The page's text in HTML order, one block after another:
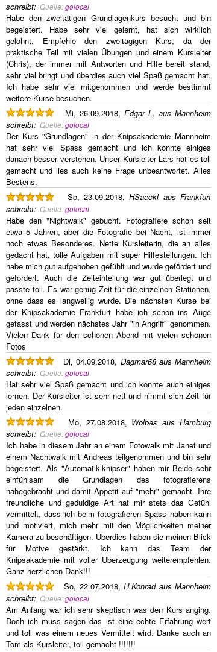
schreibt: Quelle:golocal
Habe den zweitätigen Grundlagenkurs besucht und bin
begeistert. Habe sehr viel gelernt, hat sich wirklich
gelohnt. Empfehle den zweitägigen Kurs, da der
praktische Teil mit vielen Übungen und einem Kursleiter
(Chris), der immer mit Antworten und Hilfe bereit stand,
sehr viel bringt und überdies auch viel Spaß gemacht hat.
Ich habe sehr viel mitgenommen und werde bestimmt
weitere Kurse besuchen.
Mi, 26.09.2018, Edgar L. aus Mannheim
schreibt: Quelle:golocal
Der Kurs "Grundlagen" in der Knipsakademie Mannheim
hat sehr viel Spass gemacht und ich konnte einiges
danach besser verstehen. Unser Kursleiter Lars hat es toll
gemacht und lies auch keine Frage unbeantwortet. Alles
Bestens.
So, 23.09.2018,HSaeckl aus Frankfurt
schreibt: Quelle:golocal
Habe den "Nightwalk" gebucht. Fotografiere schon seit
etwa 5 Jahren, aber die Fotografie bei Nacht, ist immer
noch etwas Besonderes. Nette Kursleiterin, die an alles
gedacht hat, tolle Aufgaben mit super Hilfestellungen. Ich
habe mich gut aufgehoben gefühlt und wurde gefördert und
gefordert. Auch die Zeiteinteilung war gut überlegt und
passte toll. Es war genug Zeit für die einzelnen Stationen,
ohne dass es langweilig wurde. Die nächsten Kurse bei
der Knipsakademie Frankfurt habe ich schon ins Auge
gefasst und werden nächstes Jahr "in Angriff" genommen.
Vielen Dank für den schönen Abend mit vielen schönen
Fotos
Di, 04.09.2018, Dagmar68 aus Mannheim
schreibt: Quelle:golocal
Hat sehr viel Spaß gemacht und ich konnte auch einiges
lernen. Der Kursleiter ist sehr nett und nimmt sich Zeit für
jeden einzelnen.
Mo, 27.08.2018, Wolbas aus Hamburg
schreibt: Quelle:golocal
Ich habe in diesem Jahr an einem Fotowalk mit Janet und
einem Nachtwalk mit Andreas teilgenommen und bin sehr
begeistert. Als "Automatik-knipser" haben mir Beide sehr
einfühlsam die Grundlagen des fotografierens
nahegebracht und damit Appetit auf "mehr" gemacht. Ihre
freundliche und geduldige Art hat mir stets das Gefühl
vermittelt, dass ich beim fotografieren Spass haben kann
und motiviert, mich mehr mit den Möglichkeiten meiner
Kamera zu beschäftigen. Überdies haben sie meinen Blick
für Motive gestärkt. Ich kann das Team der
Knipsakademie mit voller Überzeugung weiterempfehlen.
Ganz herzlichen Dank!!!
So, 22.07.2018,H.Konrad aus Mannheim
schreibt: Quelle:golocal
Am Anfang war ich sehr skeptisch was den Kurs anging.
Doch ich muss sagen das ist eine echte Erfahrung wert
und toll was einem neues Vermittelt wird. Danke auch an
Tom als Kursleiter, toll gemacht !!!!!!!